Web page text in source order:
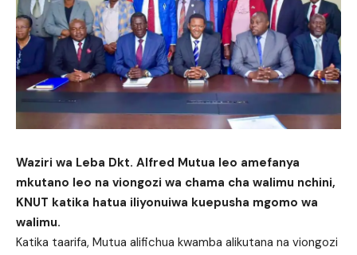
Waziri wa Leba Dkt. Alfred Mutua leo amefanya
mkutano leo na viongozi wa chama cha walimu nchini,
KNUT katika hatua iliyonuiwa kuepusha mgomo wa
walimu.
Katika taarifa, Mutua alifichua kwamba alikutana na viongozi